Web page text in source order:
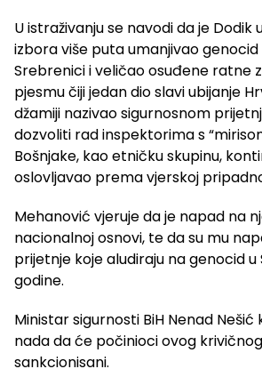
U istraživanju se navodi da je Dodik
izbora više puta umanjivao
Srebrenici i veličao osuđene ratne
pjesmu čiji jedan dio slavi ubijanje
džamiji nazivao sigurnosnom
dozvoliti rad inspektorima s
Bošnjake, kao etničku skupinu,
oslovljavao prema vjerskoj
Mehanović vjeruje da je napad na
nacionalnoj osnovi, te da su mu
prijetnje koje aludiraju na genocid u
godine.
Ministar sigurnosti BiH Nenad Nešić
nada da će počinioci ovog
sankcionisani.